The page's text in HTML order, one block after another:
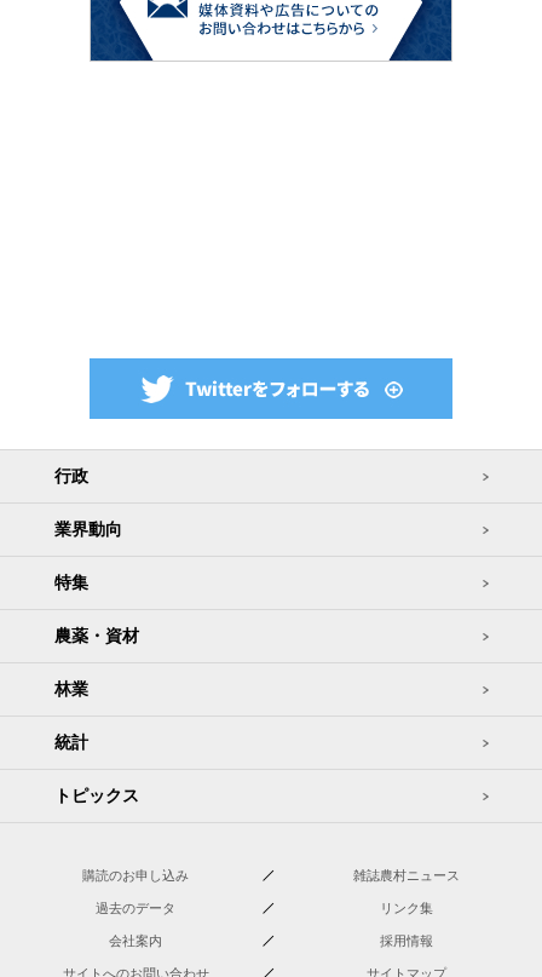
行政
業界動向
特集
農薬・資材
林業
統計
トピックス
購読のお申し込み 雑誌農村ニュース
過去のデータ リンク集
会社案内 採用情報
サイトへのお問い合わせ サイトマップ